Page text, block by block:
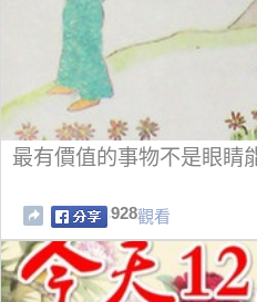
最有價值的事物不是眼睛
928觀看